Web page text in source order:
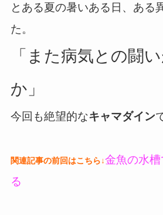
とある夏の暑いある日、ある
た。
「また病気との闘
か」
今回も絶望的なキャマダイン
関連記事の前回はこちら↓金魚の水
る